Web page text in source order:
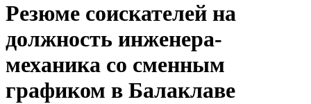
Резюме соискателей на
должность инженера-
механика со сменным
графиком в Балаклаве